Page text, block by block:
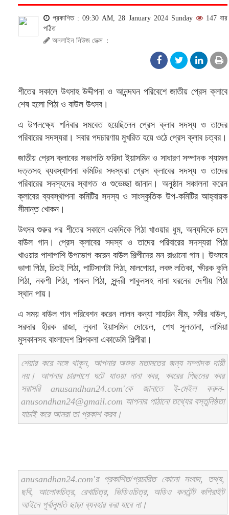
প্রকাশিত : 09:30 AM, 28 January 2024 Sunday
147 বার
পঠিত
অনলাইন নিউজ ডেক্স :
শীতের সকালে উৎসাহ উদ্দীপনা ও আনন্দঘন পরিবেশে জাতীয় প্রেস ক্লাবে
শেষ হলো পিঠা ও বাউল উৎসব।
এ উপলক্ষ্যে শনিবার সমবেত হয়েছিলেন প্রেস ক্লাব সদস্য ও তাদের
পরিবারের সদস্যরা। সবার পদচারণায় মুখরিত হয়ে ওঠে প্রেস ক্লাব চত্বর।
জাতীয় প্রেস ক্লাবের সভাপতি ফরিদা ইয়াসমিন ও সাধারণ সম্পাদক শ্যামল
দত্তসহ ব্যবস্থাপনা কমিটির সদস্যরা প্রেস ক্লাবের সদস্য ও তাদের
পরিবারের সদস্যদের স্বাগত ও শুভেচ্ছা জানান। অনুষ্ঠান সঞ্চালনা করেন
ক্লাবের ব্যবস্থাপনা কমিটির সদস্য ও সাংস্কৃতিক উপ-কমিটির আহ্বায়ক
সীমান্ত খোকন।
উৎসব শুরুর পর শীতের সকালে একদিকে পিঠা খাওয়ার ধুম, অন্যদিকে চলে
বাউল গান। প্রেস ক্লাবের সদস্য ও তাদের পরিবারের সদস্যরা পিঠা
খাওয়ার পাশাপাশি উপভোগ করেন বাউল শিল্পীদের মন রাঙানো গান। উৎসবে
ভাপা পিঠা, চিতই পিঠা, পাটিসাপটা পিঠা, মালপোয়া, লবঙ্গ লতিকা, ক্ষীরক কুলি
পিঠা, নকশী পিঠা, পাকন পিঠা, সুন্দরী পাকুনসহ নানা ধরনের দেশীয় পিঠা
স্থান পায়।
এ সময় বাউল গান পরিবেশন করেন লালন কন্যা শাহরিন মীম, সমীর বাউল,
সরদার হীরক রাজা, লুবনা ইয়াসমিন দোয়েল, শেখ সুলতানা, লামিয়া
মুসকানসহ বাংলাদেশ শিল্পকলা একাডেমি শিল্পীরা।
শেয়ার করে সঙ্গে থাকুন, আপনার অশুভ মতামতের জন্য সম্পাদক দায়ী
নয়। আপনার চারপাশে ঘটে যাওয়া নানা খবর, খবরের পিছনের খবর
সরাসরি anusandhan24.com'কে জানাতে ই-মেইল করুন-
anusondhan24@gmail.com আপনার পাঠানো তথ্যের বস্তুনিষ্ঠতা
যাচাই করে আমরা তা প্রকাশ করব।
anusandhan24.com'র প্রকাশিত/প্রচারিত কোনো সংবাদ, তথ্য,
ছবি, আলোকচিত্র, রেখাচিত্র, ভিডিওচিত্র, অডিও কনটেন্ট কপিরাইট
আইনে পূর্বানুমতি ছাড়া ব্যবহার করা যাবে না।